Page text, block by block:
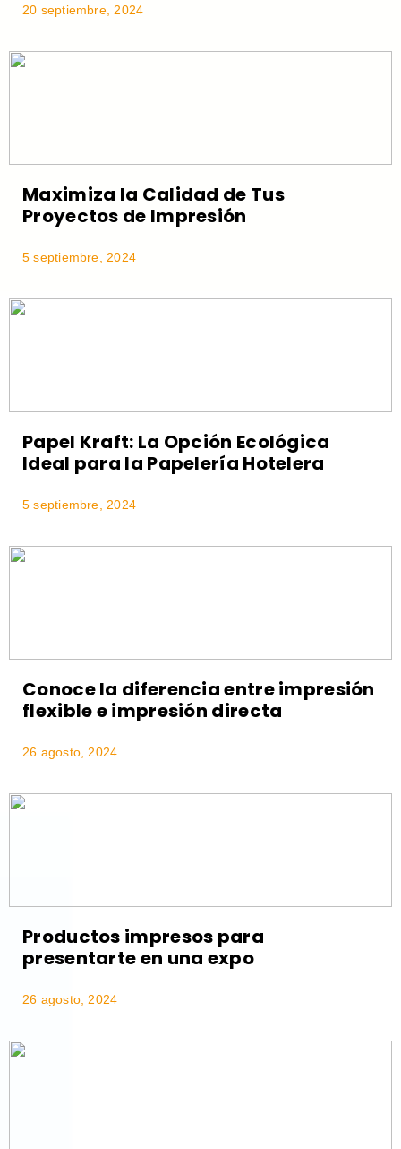
20 septiembre, 2024
Maximiza la Calidad de Tus
Proyectos de Impresión
5 septiembre, 2024
Papel Kraft: La Opción Ecológica
Ideal para la Papelería Hotelera
5 septiembre, 2024
Conoce la diferencia entre impresión
flexible e impresión directa
26 agosto, 2024
Productos impresos para
presentarte en una expo
26 agosto, 2024